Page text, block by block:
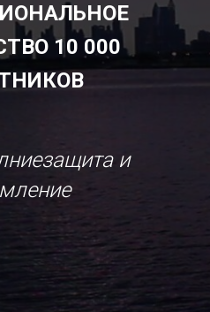
10 000
и